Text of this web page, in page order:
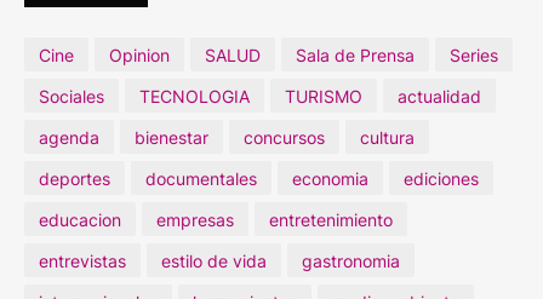
Cine Opinion SALUD Sala de Prensa
Series
Sociales
TECNOLOGIA TURISMO
actualidad
agenda
bienestar concursos
cultura
deportes
documentales economia
ediciones
educacion
empresas
entretenimiento
entrevistas
estilo de vida
gastronomia